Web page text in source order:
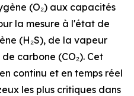
(O₂) aux capacités
la mesure à l'état de
(H₂S), de la vapeur
carbone (CO₂). Cet
continu et en temps réel
les plus critiques dans